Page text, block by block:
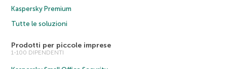
Kaspersky Premium
Tutte le soluzioni
Prodotti per piccole imprese
1-100 DIPENDENTI